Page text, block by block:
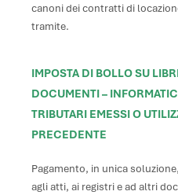
canoni dei contratti di
tramite.
IMPOSTA DI BOLLO SU
DOCUMENTI –
TRIBUTARI EMESSI O
PRECEDENTE
Pagamento, in unica
agli atti, ai registri e ad altri